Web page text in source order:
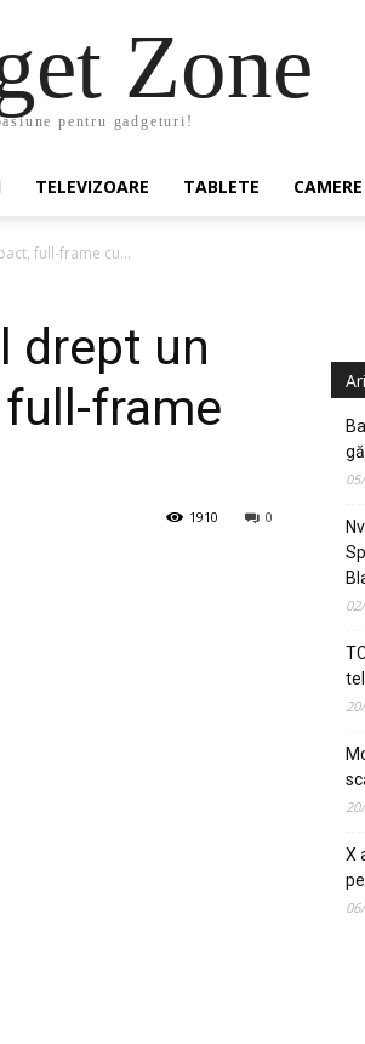
Zone
pentru gadgeturi!
TELEVIZOARE TABLETE
full-frame cu...
drept un
frame
0
1910
X